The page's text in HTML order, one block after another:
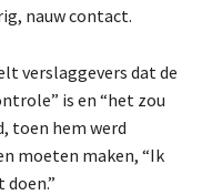
nauw contact.
verslaggevers dat de
is en “het zou
toen hem werd
moeten maken, “Ik